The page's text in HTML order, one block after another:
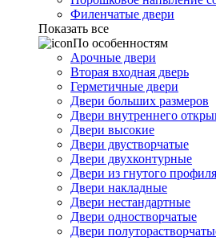
Филенчатые двери
Показать все
По особенностям
Арочные двери
Вторая входная дверь
Герметичные двери
Двери больших размеров
Двери внутреннего
Двери высокие
Двери двустворчатые
Двери двухконтурные
Двери из гнутого профиля
Двери накладные
Двери нестандартные
Двери одностворчатые
Двери